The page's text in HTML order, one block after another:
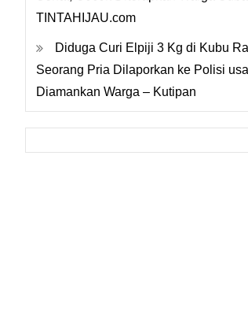
TINTAHIJAU.com
Diduga Curi Elpiji 3 Kg di Kubu
Seorang Pria Dilaporkan ke Polisi
Diamankan Warga – Kutipan